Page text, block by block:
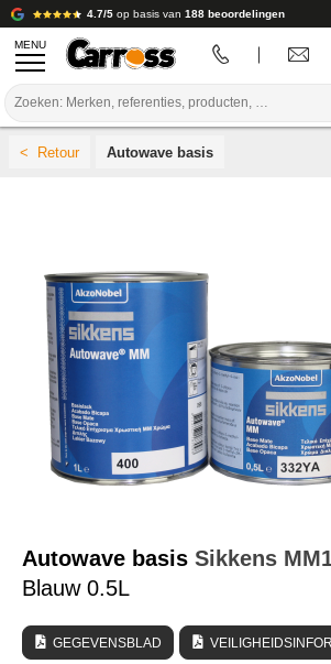
4.7/5 op basis van 188 beoordelingen
MENU
VERBRUIKSARTIKELEN VOOR
GEREEDSCHAP VOOR CARROSSERIE
UITRUSTING VOOR CARROSSERIE
LABORATORIUMINSTALLATIE
HANDLEIDING & ADVIES
Autowave basis
Autowave basis Sikkens
Blauw 0.5L
GEGEVENSBLAD